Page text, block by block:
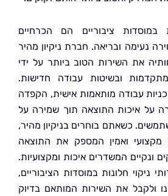
ציבוריים הם הכרחיים
ובריאה. חברת ניקיון מהיר
הטוב ביותר על ידי
ובשיטות עבודה חדישות.
מותאמות אישית, הקפדה
התוצאה תוך שמירה על
בוחרים בניקיון מהיר,
ואמין המספק את התוצאה
המשדרים איכות ומקצועיות.
במוסדות הציבוריים,
את השירות המותאם בדיוק